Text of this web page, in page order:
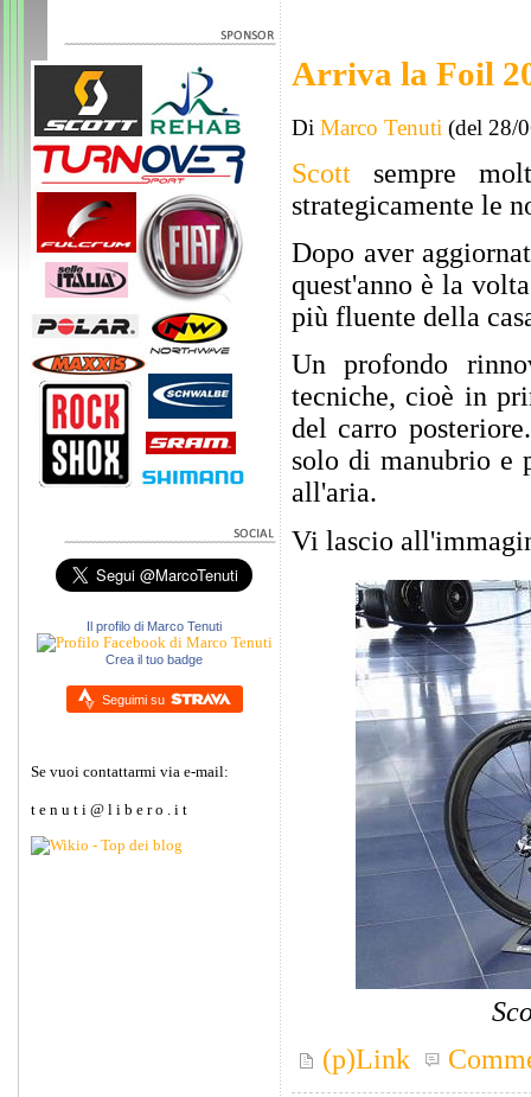
Il profilo di Marco Tenuti
Crea il tuo badge
Seguimi su
Se vuoi contattarmi via e-mail:
t e n u t i @ l i b e r o . i t
Arriva la Foil
Di Marco Tenuti (del 28/
Scott sempre
strategicamente le
Dopo aver
quest'anno è la
più fluente della
Un profondo
tecniche, cioè in
del carro
solo di manubrio e
all'aria.
Vi lascio
(p)Link